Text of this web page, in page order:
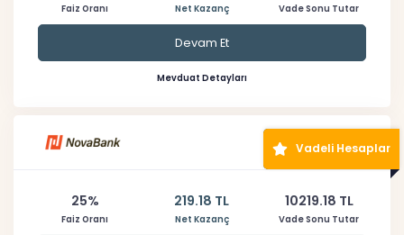
Faiz Oranı Net Kazanç Vade Sonu Tutar
Devam Et
Mevduat Detayları
Vadeli Hesaplar
25%
Faiz Oranı
219.18 TL
Net Kazanç
10219.18 TL
Vade Sonu Tutar